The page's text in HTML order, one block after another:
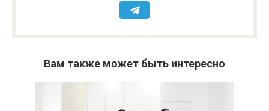
Вам также может быть интересно